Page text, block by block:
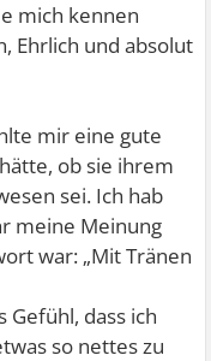
mich kennen
Ehrlich und absolut
mir eine gute
ob sie ihrem
sei. Ich hab
meine Meinung
war: „Mit Tränen
Gefühl, dass ich
so nettes zu